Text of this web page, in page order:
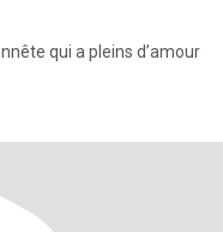
qui a pleins d’amour